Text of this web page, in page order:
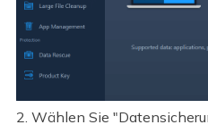
2. Wählen Sie